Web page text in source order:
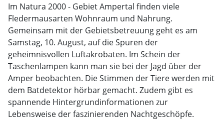
Im Natura 2000 - Gebiet Ampertal finden viele
Fledermausarten Wohnraum und Nahrung.
Gemeinsam mit der Gebietsbetreuung geht es am
Samstag, 10. August, auf die Spuren der
geheimnisvollen Luftakrobaten. Im Schein der
Taschenlampen kann man sie bei der Jagd über der
Amper beobachten. Die Stimmen der Tiere werden mit
dem Batdetektor hörbar gemacht. Zudem gibt es
spannende Hintergrundinformationen zur
Lebensweise der faszinierenden Nachtgeschöpfe.